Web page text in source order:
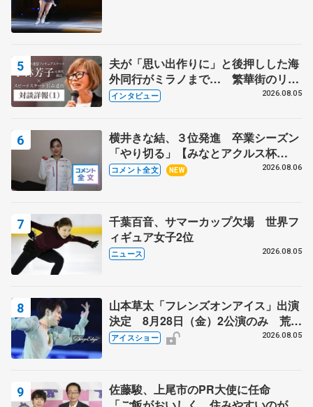
夫が「思い出作りに」と後押しした海
外同行がミラノまで… 繁華街のリン
クでは不良のお兄さんも味方に 小林
インタビュー 2026.08.05
横井きな結、３位発進 卒業シーズン
「やり切る」【みなとアクルス杯
SP】
コメント全文 NEW 2026.08.06
千葉百音、サマーカップ欠場 世界フ
ィギュア女子2位
ニュース 2026.08.05
山本草太「フレンズオンアイス」出演
決定 8月28日（金）2公演のみ 荒川
静香さんプロデュース、20周年のアイ
アイスショー 2026.08.05
佐藤駿、上尾市のPR大使に任命